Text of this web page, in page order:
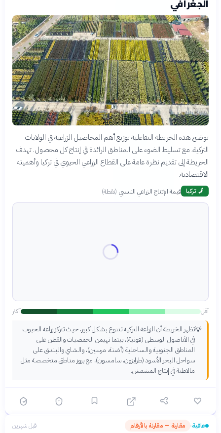
الجغرافي
توضح هذه الخريطة التفاعلية توزيع أهم المحاصيل الزراعية في الولايات
التركية، مع تسليط الضوء على المناطق الرائدة في إنتاج كل محصول. تهدف
الخريطة إلى تقديم نظرة عامة على القطاع الزراعي الحيوي في تركيا وأهميته
الاقتصادية.
🗾 تركيا قيمة الإنتاج الزراعي النسبي (نقطة)
أقل أكثر
💡تظهر الخريطة أن الزراعة التركية تتنوع بشكل كبير، حيث تتركز زراعة الحبوب
في الأناضول الوسطى (قونية)، بينما تهيمن الحمضيات والقطن على
المناطق الجنوبية والساحلية (أضنة، مرسين)، والشاي والبندق على
سواحل البحر الأسود (طرابزون، سامسون)، مع بروز مناطق متخصصة مثل
مالاطية في إنتاج المشمش.
عافية› مقارنة — مقارنة بالأرقام قبل شهرين